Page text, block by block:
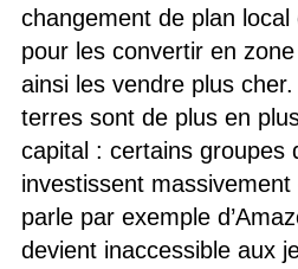
changement de plan local
pour les convertir en
ainsi les vendre plus
terres sont de plus en
capital : certains groupes
investissent
parle par exemple
devient inaccessible aux